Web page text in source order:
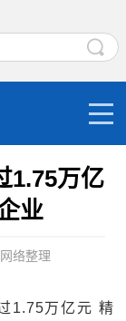
1.75万亿
业
络整理
1.75万亿元 精